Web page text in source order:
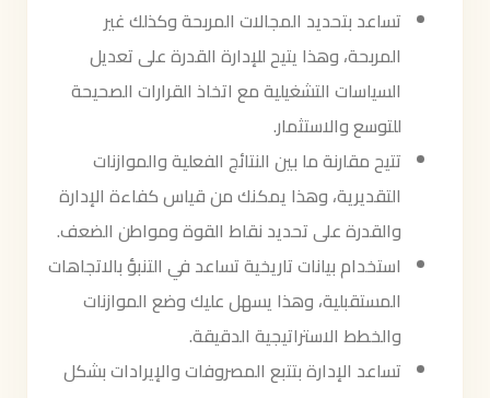
تساعد بتحديد المجالات المربحة وكذلك غير
المربحة، وهذا يتيح للإدارة القدرة على تعديل
السياسات التشغيلية مع اتخاذ القرارات الصحيحة
للتوسع والاستثمار.
تتيح مقارنة ما بين النتائج الفعلية والموازنات
التقديرية، وهذا يمكنك من قياس كفاءة الإدارة
والقدرة على تحديد نقاط القوة ومواطن الضعف.
استخدام بيانات تاريخية تساعد في التنبؤ بالاتجاهات
المستقبلية، وهذا يسهل عليك وضع الموازنات
والخطط الاستراتيجية الدقيقة.
تساعد الإدارة بتتبع المصروفات والإيرادات بشكل